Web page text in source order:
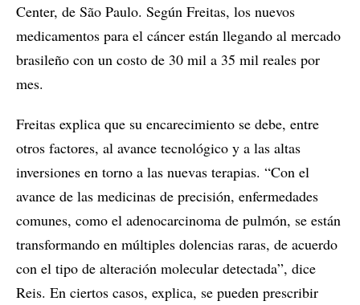
Center, de São Paulo. Según Freitas, los nuevos
medicamentos para el cáncer están llegando al mercado
brasileño con un costo de 30 mil a 35 mil reales por
mes.
Freitas explica que su encarecimiento se debe, entre
otros factores, al avance tecnológico y a las altas
inversiones en torno a las nuevas terapias. “Con el
avance de las medicinas de precisión, enfermedades
comunes, como el adenocarcinoma de pulmón, se están
transformando en múltiples dolencias raras, de acuerdo
con el tipo de alteración molecular detectada”, dice
Reis. En ciertos casos, explica, se pueden prescribir